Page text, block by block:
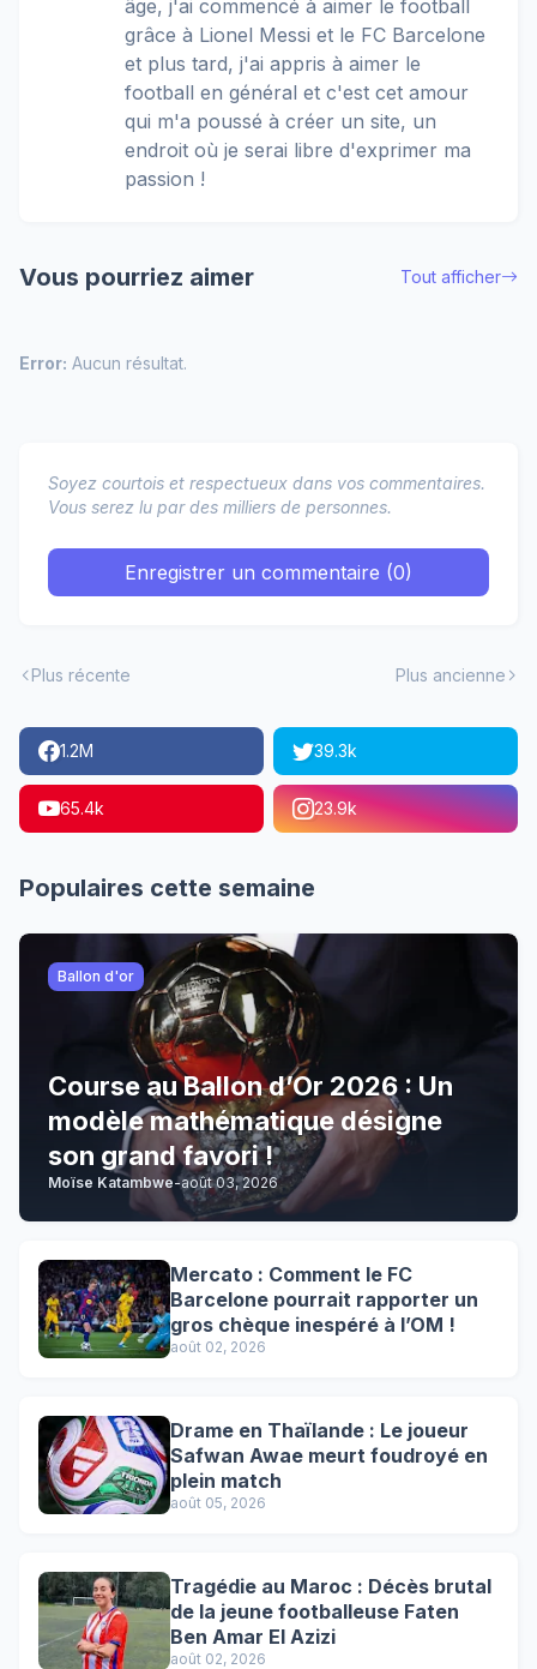
âge, j'ai commencé à aimer le football
grâce à Lionel Messi et le FC Barcelone
et plus tard, j'ai appris à aimer le
football en général et c'est cet amour
qui m'a poussé à créer un site, un
endroit où je serai libre d'exprimer ma
passion !
Vous pourriez aimer Tout afficher
Error: Aucun résultat.
Soyez courtois et respectueux dans vos commentaires.
Vous serez lu par des milliers de personnes.
Enregistrer un commentaire (0)
Plus récente Plus ancienne
1.2M 39.3k
65.4k 23.9k
Populaires cette semaine
Ballon d'or
Course au Ballon d’Or 2026 : Un
modèle mathématique désigne
son grand favori !
Moïse Katambwe-août 03, 2026
Mercato : Comment le FC
Barcelone pourrait rapporter un
gros chèque inespéré à l’OM !
août 02, 2026
Drame en Thaïlande : Le joueur
Safwan Awae meurt foudroyé en
plein match
août 05, 2026
Tragédie au Maroc : Décès brutal
de la jeune footballeuse Faten
Ben Amar El Azizi
août 02, 2026